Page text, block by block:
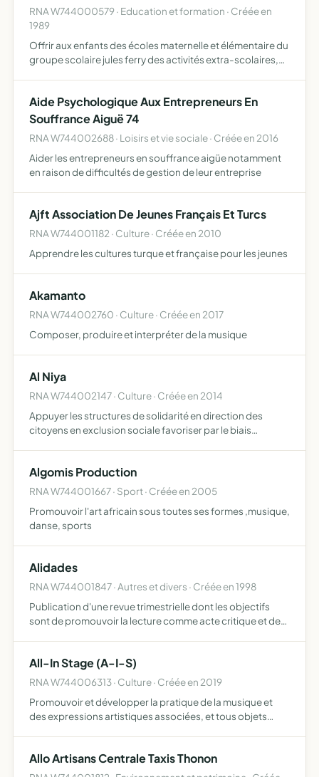
RNA W744000579 · Education et formation · Créée en
1989
Offrir aux enfants des écoles maternelle et élémentaire du
groupe scolaire jules ferry des activités extra-scolaires,
Aide Psychologique Aux Entrepreneurs En
Souffrance Aiguë 74
RNA W744002688 · Loisirs et vie sociale · Créée en 2016
Aider les entrepreneurs en souffrance aigüe notamment
en raison de difficultés de gestion de leur entreprise
Ajft Association De Jeunes Français Et Turcs
RNA W744001182 · Culture · Créée en 2010
Apprendre les cultures turque et française pour les jeunes
Akamanto
RNA W744002760 · Culture · Créée en 2017
Composer, produire et interpréter de la musique
Al Niya
RNA W744002147 · Culture · Créée en 2014
Appuyer les structures de solidarité en direction des
citoyens en exclusion sociale favoriser par le biais
aliment…
Algomis Production
RNA W744001667 · Sport · Créée en 2005
Promouvoir l'art africain sous toutes ses formes ,musique,
danse, sports
Alidades
RNA W744001847 · Autres et divers · Créée en 1998
Publication d'une revue trimestrielle dont les objectifs
sont de promouvoir la lecture comme acte critique et de
All-In Stage (A-I-S)
RNA W744006313 · Culture · Créée en 2019
Promouvoir et développer la pratique de la musique et
des expressions artistiques associées, et tous objets
Allo Artisans Centrale Taxis Thonon